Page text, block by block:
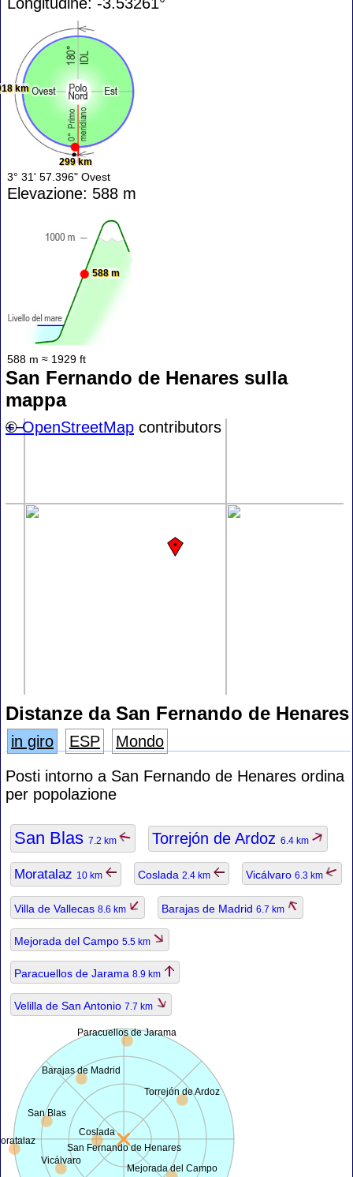
299 km
km
3° 31' 57.396" Ovest
Elevazione: 588 m
588 m
588 m ≈ 1929 ft
San Fernando de Henares sulla
mappa
+−
©OpenStreetMap contributors
Distanze da San Fernando de Henares
in giro ESP
Mondo
Posti intorno a San Fernando de Henares ordina
per popolazione
San Blas 7.2 km Torrejón de Ardoz 6.4 km
Moratalaz 10 km Coslada 2.4 km Vicálvaro 6.3 km
Villa de Vallecas 8.6 km Barajas de Madrid 6.7 km
Mejorada del Campo 5.5 km
Paracuellos de Jarama 8.9 km
Velilla de San Antonio 7.7 km
San Fernando de Henares
San Blas
Torrejón de Ardoz
Coslada
Vicálvaro
Barajas de Madrid
Mejorada del Campo
Paracuellos de Jarama